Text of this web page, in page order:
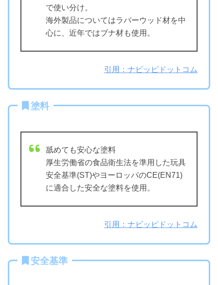
で使い分け。
海外製品についてはラバーウッド材を中
心に、近年ではブナ材も使用。
引用：ナビッピドットコム
塗料
舐めても安心な塗料
厚生労働省の食品衛生法を準用した玩具
安全基準(ST)やヨーロッパのCE(EN71)
に適合した安全な塗料を使用。
引用：ナビッピドットコム
安全基準